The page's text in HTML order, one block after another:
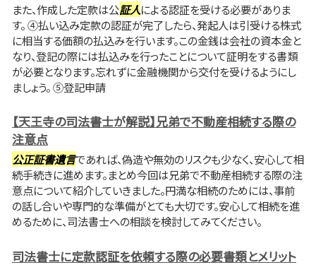
また、作成した定款は公証人による認証を受ける必要がありま
す。 ④払い込み定款の認証が完了したら、発起人は引受ける株式
に相当する価額の払込みを行います。この金銭は会社の資本金と
なり、登記の際には払込みを行ったことについて証明をする書類
が必要となります。忘れずに金融機関から交付を受けるようにし
ましょう。 ⑤登記申請
【天王寺の司法書士が解説】兄弟で不動産相続する際の
注意点
公正証書遺言であれば、偽造や無効のリスクも少なく、安心して相
続手続きに進めます。まとめ今回は兄弟で不動産相続する際の注
意点について紹介していきました。円満な相続のためには、事前
の話し合いや専門的な準備がとても大切です。安心して相続を進
めるために、司法書士への相談を検討してみてください。
司法書士に定款認証を依頼する際の必要書類とメリット